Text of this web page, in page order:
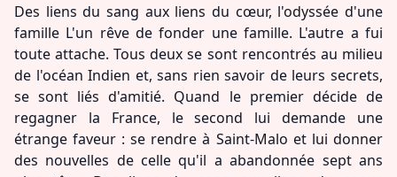
Des liens du sang aux liens du cœur, l'odyssée d'une
famille L'un rêve de fonder une famille. L'autre a fui
toute attache. Tous deux se sont rencontrés au milieu
de l'océan Indien et, sans rien savoir de leurs secrets,
se sont liés d'amitié. Quand le premier décide de
regagner la France, le second lui demande une
étrange faveur : se rendre à Saint-Malo et lui donner
des nouvelles de celle qu'il a abandonnée sept ans